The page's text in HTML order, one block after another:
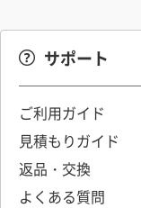
サポート
ご利用ガイド
見積もりガイド
返品・交換
よくある質問